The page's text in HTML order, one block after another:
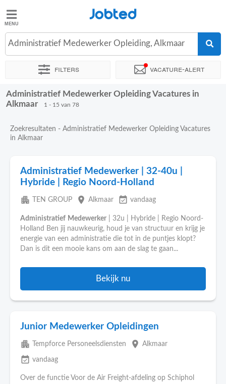
Jobted
Vacatures
Salarissen
Jobted
Administratief Medewerker Opleiding, Alkmaar
Filters Vacature-alert
Sorteer op Exacte locatie Bedrijf Uitzendbureau
Administratief Medewerker Opleiding Vacatures in
Alkmaar
1 - 15 van 78
Zoekresultaten - Administratief Medewerker Opleiding Vacatures
in Alkmaar
Administratief Medewerker | 32-40u |
Hybride | Regio Noord-Holland
apartment TEN GROUP place Alkmaar event_available vandaag
Administratief Medewerker | 32u | Hybride | Regio Noord-
Holland Ben jij nauwkeurig, houd je van structuur en krijg je
energie van een administratie die tot in de puntjes klopt?
Dan is dit een mooie kans om aan de slag te gaan...
Bekijk nu
Junior Medewerker Opleidingen
apartment Tempforce Personeelsdiensten place Alkmaar
event_available vandaag
Over de functie Voor de Air Freight-afdeling op Schiphol